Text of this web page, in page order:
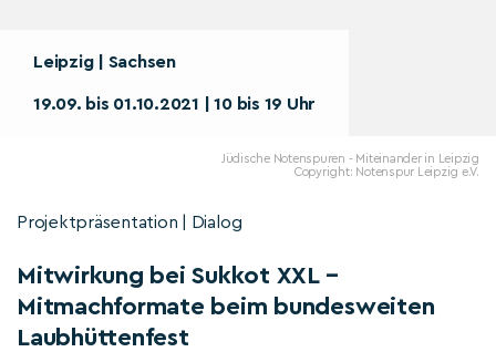
Leipzig | Sachsen
19.09. bis 01.10.2021 | 10 bis 19 Uhr
Jüdische Notenspuren - Miteinander in Leipzig
Copyright: Notenspur Leipzig e.V.
Projektpräsentation | Dialog
Mitwirkung bei Sukkot XXL –
Mitmachformate beim bundesweiten
Laubhüttenfest